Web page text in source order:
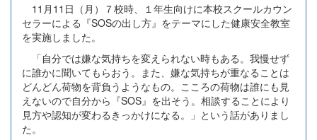
11月11日（月）７校時、１年生向けに本校スクールカウン
セラーによる『SOSの出し方』をテーマにした健康安全教室
を実施しました。
「自分では嫌な気持ちを変えられない時もある。我慢せず
に誰かに聞いてもらおう。また、嫌な気持ちが重なることは
どんどん荷物を背負うようなもの。こころの荷物は誰にも見
えないので自分から『SOS』を出そう。相談することにより
見方や認知が変わるきっかけになる。」という話がありまし
た。